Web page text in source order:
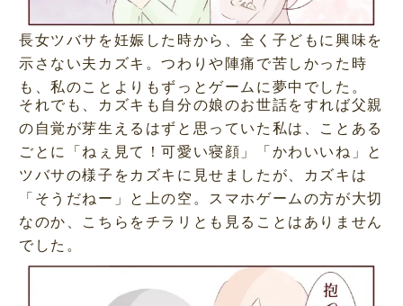
長女ツバサを妊娠した時から、全く子どもに興味を
示さない夫カズキ。つわりや陣痛で苦しかった時
も、私のことよりもずっとゲームに夢中でした。
それでも、カズキも自分の娘のお世話をすれば父親
の自覚が芽生えるはずと思っていた私は、ことある
ごとに「ねぇ見て！可愛い寝顔」「かわいいね」と
ツバサの様子をカズキに見せましたが、カズキは
「そうだねー」と上の空。スマホゲームの方が大切
なのか、こちらをチラリとも見ることはありません
でした。